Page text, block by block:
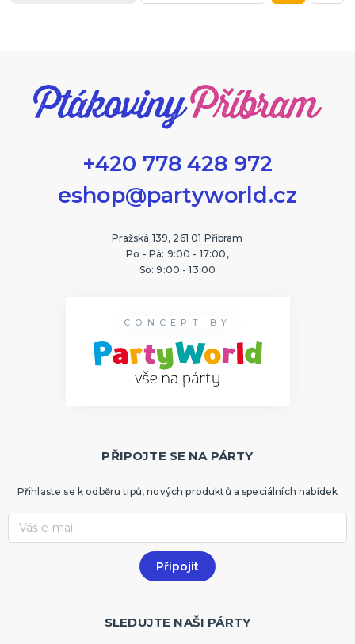
+420 778 428 972
eshop@partyworld.cz
Pražská 139, 261 01 Příbram
Po - Pá: 9:00 - 17:00,
So: 9:00 - 13:00
CONCEPT BY
PŘIPOJTE SE NA PÁRTY
Přihlaste se k odběru tipů, nových produktů a speciálních nabídek
SLEDUJTE NAŠI PÁRTY